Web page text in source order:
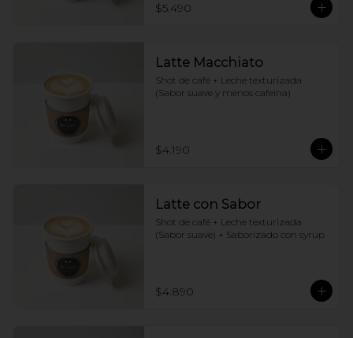
$5.490
Latte Macchiato
Shot de café + Leche texturizada
(Sabor suave y menos cafeina)
$4.190
Latte con Sabor
Shot de café + Leche texturizada
(Sabor suave) + Saborizado con syrup
$4.890